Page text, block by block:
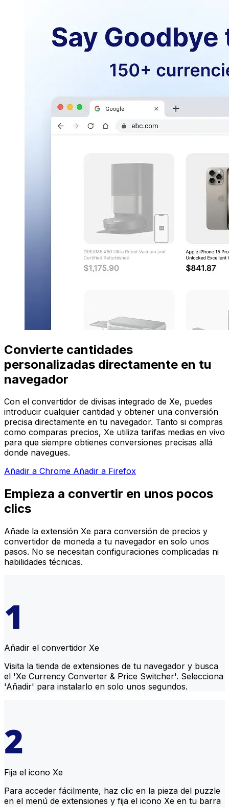
Convierte cantidades
personalizadas directamente en tu
navegador
Con el convertidor de divisas integrado de Xe, puedes
introducir cualquier cantidad y obtener una conversión
precisa directamente en tu navegador. Tanto si compras
como comparas precios, Xe utiliza tarifas medias en vivo
para que siempre obtienes conversiones precisas allá
donde navegues.
Añadir a Chrome Añadir a Firefox
Empieza a convertir en unos pocos
clics
Añade la extensión Xe para conversión de precios y
convertidor de moneda a tu navegador en solo unos
pasos. No se necesitan configuraciones complicadas ni
habilidades técnicas.
Añadir el convertidor Xe
Visita la tienda de extensiones de tu navegador y busca
el 'Xe Currency Converter & Price Switcher'. Selecciona
'Añadir' para instalarlo en solo unos segundos.
Fija el icono Xe
Para acceder fácilmente, haz clic en la pieza del puzzle
en el menú de extensiones y fija el icono Xe en tu barra